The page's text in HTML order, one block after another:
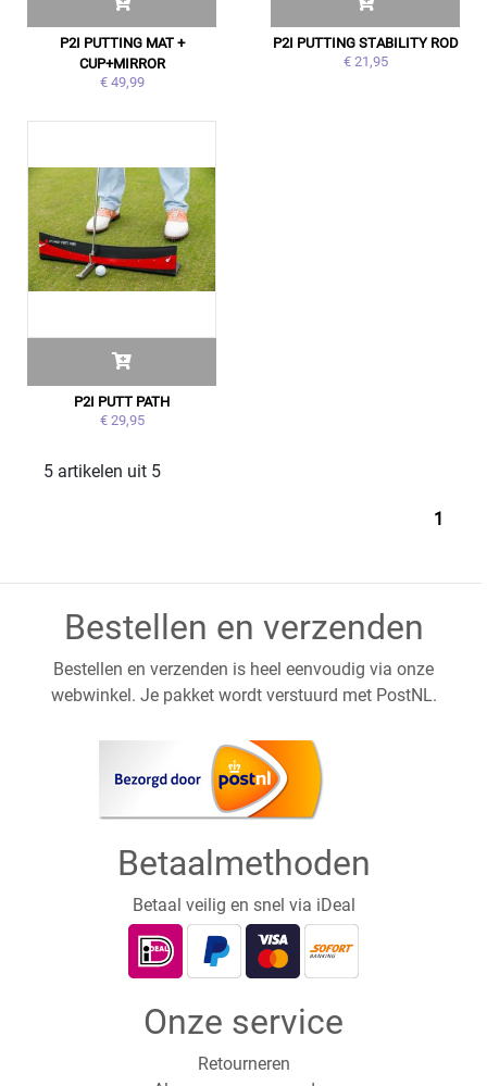
P2I PUTTING MAT +
CUP+MIRROR
€ 49,99
P2I PUTTING STABILITY ROD
€ 21,95
P2I PUTT PATH
€ 29,95
5 artikelen uit 5
1
Bestellen en verzenden
Bestellen en verzenden is heel eenvoudig via onze
webwinkel. Je pakket wordt verstuurd met PostNL.
Betaalmethoden
Betaal veilig en snel via iDeal
Onze service
Retourneren